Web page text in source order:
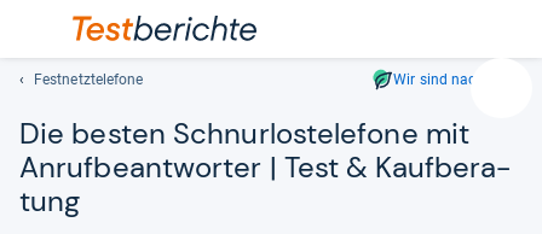
Geben
Festnetztelefone Wir sind nachhaltig
Die bes­ten Schnur­los­te­le­fone mit
Anruf­be­ant­wor­ter | Test & Kauf­be­ra­
tung